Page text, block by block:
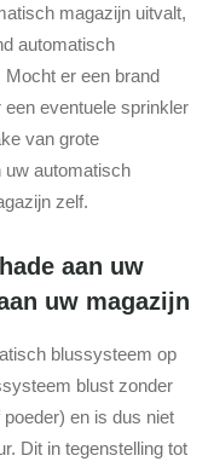
magazijn uitvalt,
automatisch
er een brand
eventuele sprinkler
van grote
uw automatisch
zelf.
aan uw
uw magazijn
blussysteem op
blust zonder
en is dus niet
Dit in tegenstelling tot